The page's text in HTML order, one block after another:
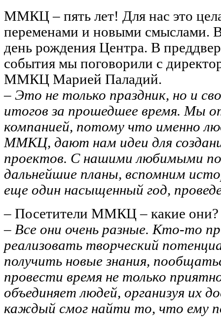
ММКЦ – пять лет! Для нас это
переменами и новыми смыслами.
день рождения Центра. В
события мы поговорили с
ММКЦ Марией Паладий.
– Это не только праздник, но и
итогов за прошедшее время. Мы
компанией, потому что именно
ММКЦ, дают нам идеи для
проектов. С нашими любимыми
дальнейшие планы, вспомним
еще один насыщенный год,
– Посетители ММКЦ – какие
– Все они очень разные. Кто-то
реализовать творческий
получить новые знания,
провести время не только
объединяет людей, организуя их
каждый смог найти то, что ему